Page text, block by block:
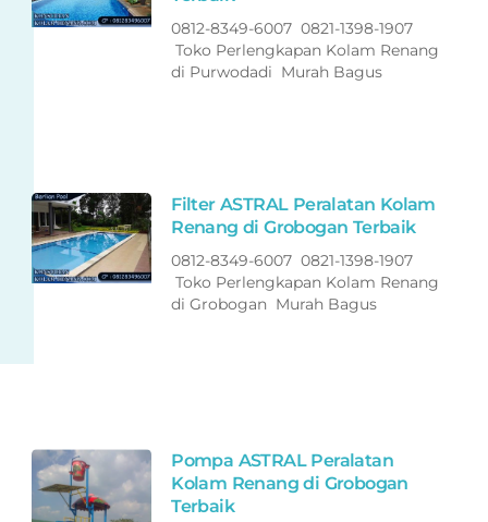
0812-8349-6007 0821-1398-1907
Toko Perlengkapan Kolam Renang
di Purwodadi Murah Bagus
Filter ASTRAL Peralatan Kolam
Renang di Grobogan Terbaik
0812-8349-6007 0821-1398-1907
Toko Perlengkapan Kolam Renang
di Grobogan Murah Bagus
Pompa ASTRAL Peralatan
Kolam Renang di Grobogan
Terbaik